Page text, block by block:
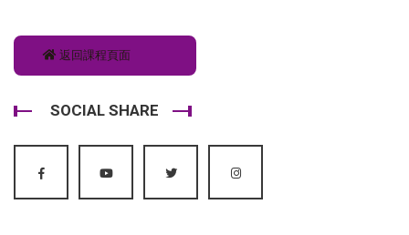
返回課程頁面
SOCIAL SHARE